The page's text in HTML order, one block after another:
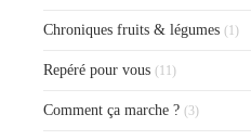
Chroniques fruits & légumes (1)
Repéré pour vous (11)
Comment ça marche ? (3)